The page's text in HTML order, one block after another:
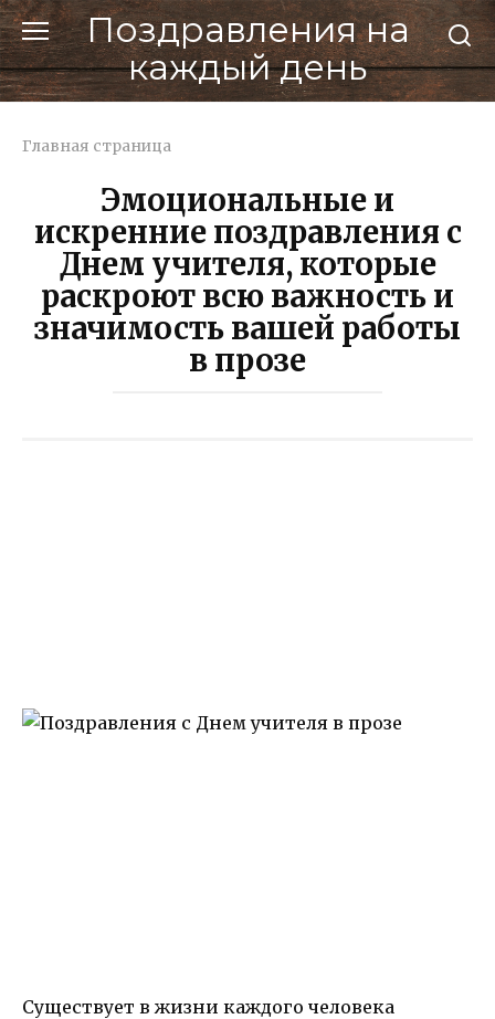
Перейти
к
контенту
Поздравления на
каждый день
Главная страница
Эмоциональные и
искренние поздравления с
Днем учителя, которые
раскроют всю важность и
значимость вашей работы
в прозе
Существует в жизни каждого человека